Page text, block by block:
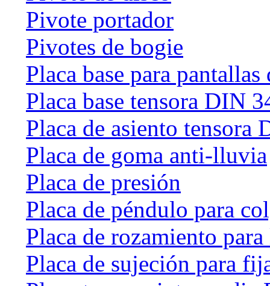
Pivote portador
Pivotes de bogie
Placa base para pantallas
Placa base tensora DIN
Placa de asiento tensora
Placa de goma anti-lluvia
Placa de presión
Placa de péndulo para
Placa de rozamiento
Placa de sujeción para